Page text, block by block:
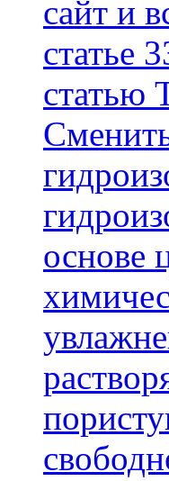
сайт и
статье
статью
основе